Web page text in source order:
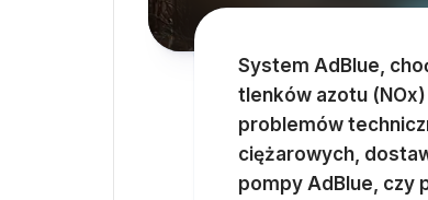
System AdBlue,
tlenków azotu
problemów
ciężarowych,
pompy AdBlue, czy